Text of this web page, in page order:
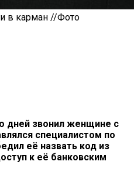
в карман //Фото
дней звонил женщине с
специалистом по
её назвать код из
к её банковским